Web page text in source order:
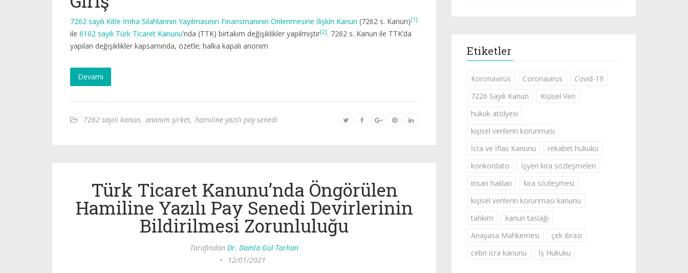
7262 sayılı Kitle İmha Silahlarının Yayılmasının Finansmanının Önlenmesine İlişkin Kanun (7262 s. Kanun)[1]
ile 6102 sayılı Türk Ticaret Kanunu’nda (TTK) birtakım değişiklikler yapılmıştır[2]. 7262 s. Kanun ile TTK’da
yapılan değişiklikler kapsamında, özetle; halka kapalı anonim
Devamı
7262 sayılı kanun, anonim şirket, hamiline yazılı pay senedi
Türk Ticaret Kanunu’nda Öngörülen
Hamiline Yazılı Pay Senedi Devirlerinin
Bildirilmesi Zorunluluğu
Tarafından Dr. Damla Gül Tarhan
•
12/01/2021
Etiketler
Koronavirüs Coronavirus
Covid-19
7226 Sayılı Kanun
Kişisel Veri
hukuk atölyesi
kişisel verilerin korunması
İcra ve İflas Kanunu
rekabet hukuku
konkordato
İşyeri kira sözleşmeleri
insan hakları
kira sözleşmesi
kişisel verilerin korunması kanunu
tahkim
kanun taslağı
Anayasa Mahkemesi
çek ibrazı
cebri icra kanunu
İş Hukuku